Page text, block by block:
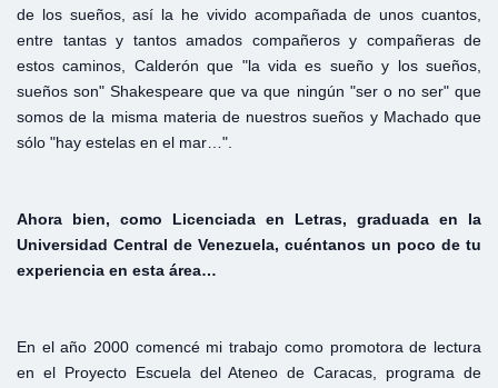
de los sueños, así la he vivido acompañada de unos cuantos,
entre tantas y tantos amados compañeros y compañeras de
estos caminos, Calderón que "la vida es sueño y los sueños,
sueños son" Shakespeare que va que ningún "ser o no ser" que
somos de la misma materia de nuestros sueños y Machado que
sólo "hay estelas en el mar…".
Ahora bien, como Licenciada en Letras, graduada en la
Universidad Central de Venezuela, cuéntanos un poco de tu
experiencia en esta área…
En el año 2000 comencé mi trabajo como promotora de lectura
en el Proyecto Escuela del Ateneo de Caracas, programa de